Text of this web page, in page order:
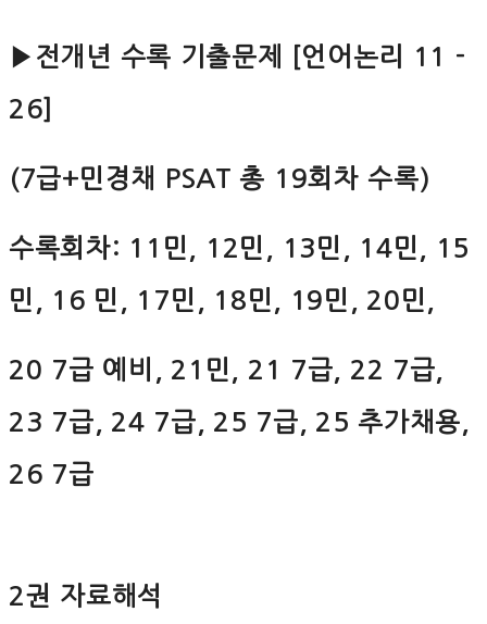
▶전개년 수록 기출문제 [언어논리 11 -
26]
(7급+민경채 PSAT 총 19회차 수록)
수록회차: 11민, 12민, 13민, 14민, 15
민, 16 민, 17민, 18민, 19민, 20민,
20 7급 예비, 21민, 21 7급, 22 7급,
23 7급, 24 7급, 25 7급, 25 추가채용,
26 7급
2권 자료해석